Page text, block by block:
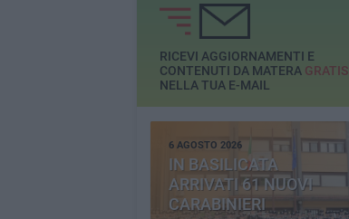
RICEVI AGGIORNAMENTI E
CONTENUTI DA MATERA GRATIS
NELLA TUA E-MAIL
6 AGOSTO 2026
IN BASILICATA
ARRIVATI 61 NUOVI
CARABINIERI